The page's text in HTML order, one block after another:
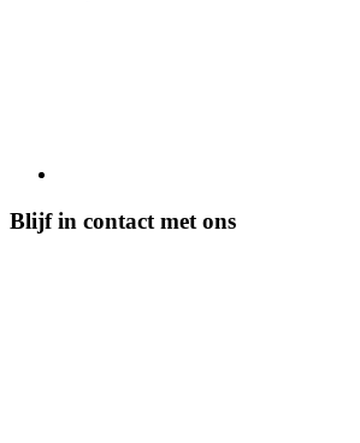
Blijf in contact met ons